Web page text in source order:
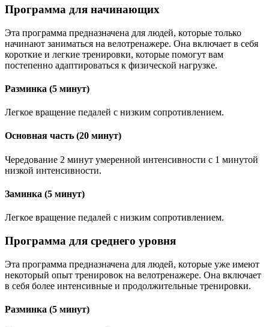
Программа для начинающих
Эта программа предназначена для людей, которые только
начинают заниматься на велотренажере. Она включает в себя
короткие и легкие тренировки, которые помогут вам
постепенно адаптироваться к физической нагрузке.
Разминка (5 минут)
Легкое вращение педалей с низким сопротивлением.
Основная часть (20 минут)
Чередование 2 минут умеренной интенсивности с 1 минутой
низкой интенсивности.
Заминка (5 минут)
Легкое вращение педалей с низким сопротивлением.
Программа для среднего уровня
Эта программа предназначена для людей, которые уже имеют
некоторый опыт тренировок на велотренажере. Она включает
в себя более интенсивные и продолжительные тренировки.
Разминка (5 минут)